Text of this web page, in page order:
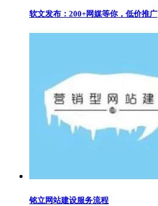
软文发布：200+网媒等你，低价推广
铭立网站建设服务流程